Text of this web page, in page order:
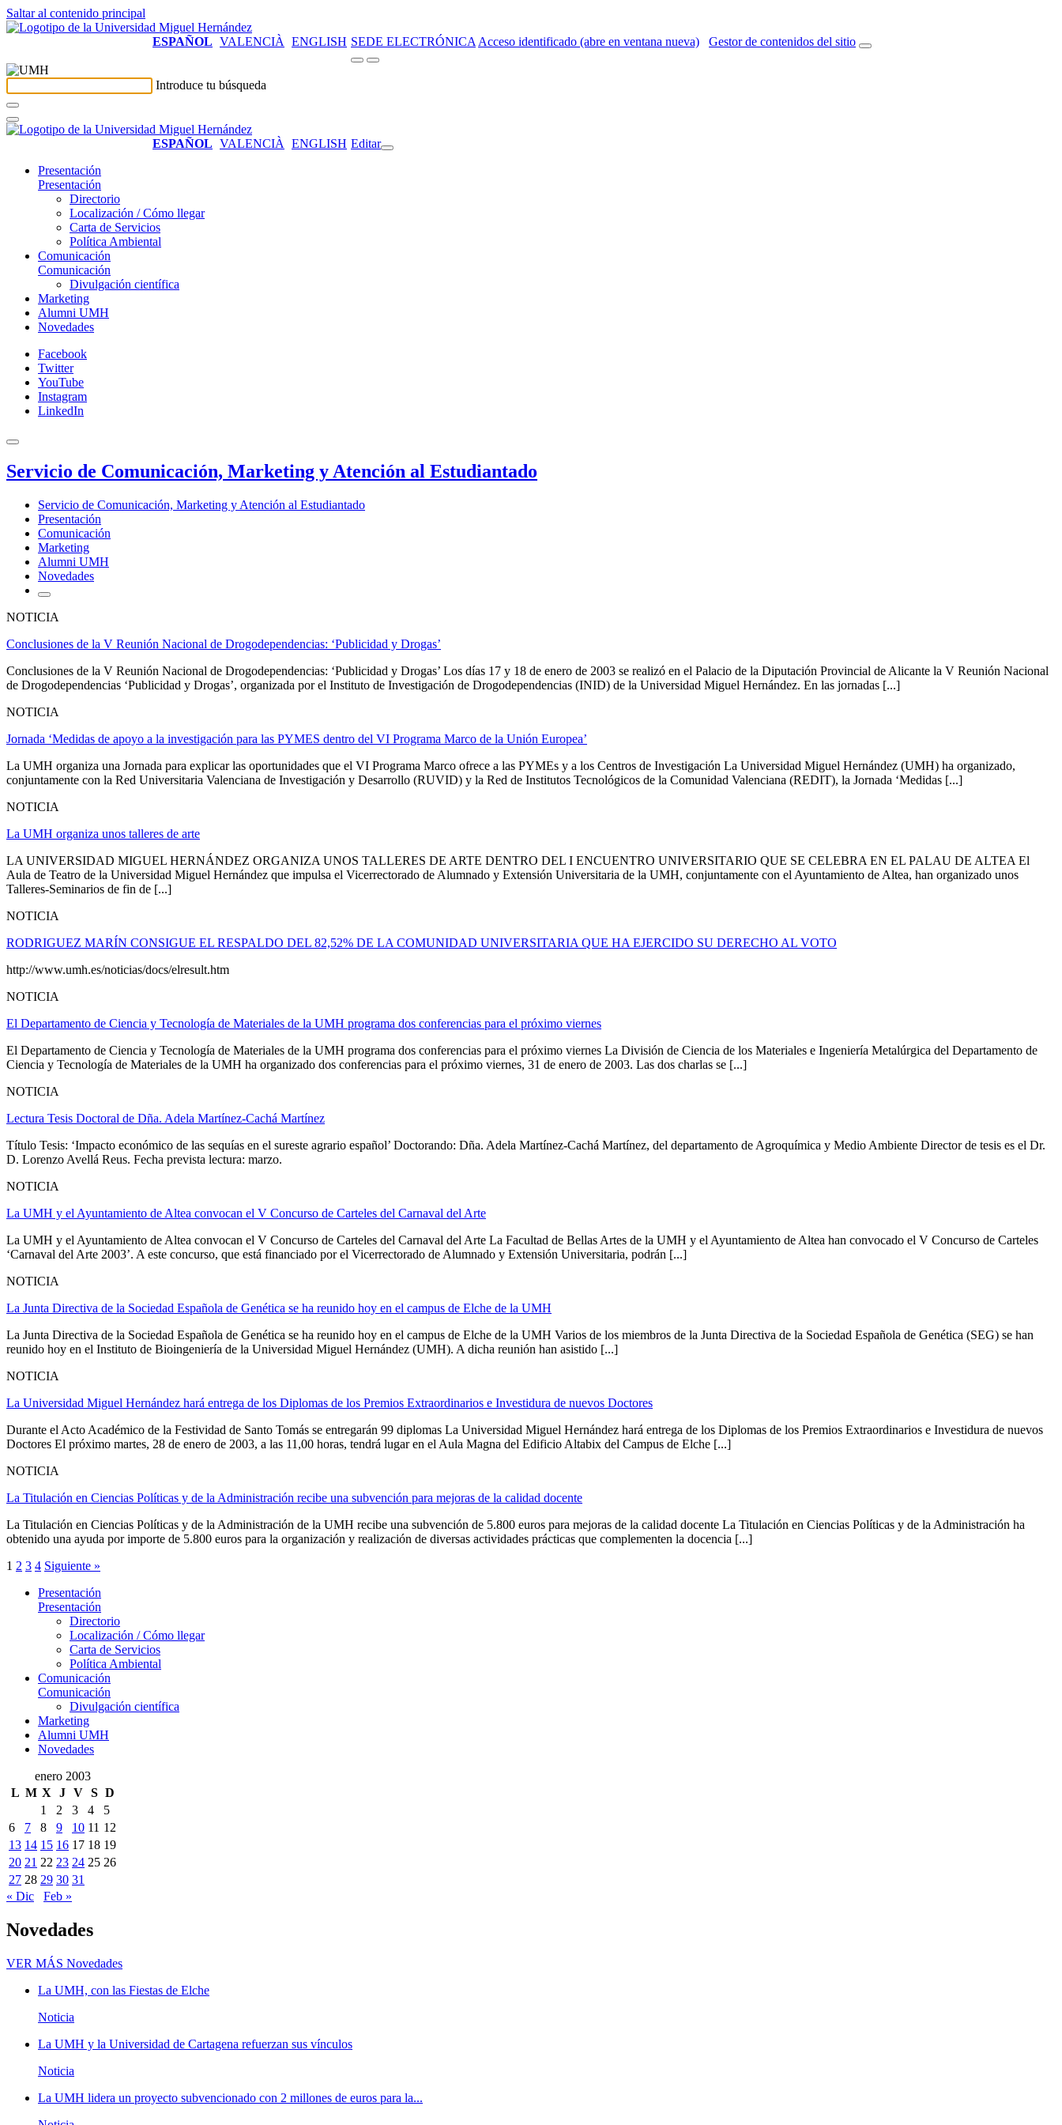
Saltar al contenido principal
ESPAÑOL VALENCIÀ ENGLISH SEDE ELECTRÓNICA Acceso identificado (abre en ventana nueva) Gestor de contenidos del sitio
Introduce tu búsqueda
ESPAÑOL VALENCIÀ ENGLISH Editar
Presentación
Presentación
Directorio
Localización / Cómo llegar
Carta de Servicios
Política Ambiental
Comunicación
Comunicación
Divulgación científica
Marketing
Alumni UMH
Novedades
Facebook
Twitter
YouTube
Instagram
LinkedIn
Servicio de Comunicación, Marketing y Atención al Estudiantado
Servicio de Comunicación, Marketing y Atención al Estudiantado
Presentación
Comunicación
Marketing
Alumni UMH
Novedades
NOTICIA
Conclusiones de la V Reunión Nacional de Drogodependencias: ‘Publicidad y Drogas’
Conclusiones de la V Reunión Nacional de Drogodependencias: ‘Publicidad y Drogas’ Los días 17 y 18 de enero de 2003 se realizó en el Palacio de la Diputación Provincial de Alicante la V Reunión Nacional
de Drogodependencias ‘Publicidad y Drogas’, organizada por el Instituto de Investigación de Drogodependencias (INID) de la Universidad Miguel Hernández. En las jornadas [...]
NOTICIA
Jornada ‘Medidas de apoyo a la investigación para las PYMES dentro del VI Programa Marco de la Unión Europea’
La UMH organiza una Jornada para explicar las oportunidades que el VI Programa Marco ofrece a las PYMEs y a los Centros de Investigación La Universidad Miguel Hernández (UMH) ha organizado,
conjuntamente con la Red Universitaria Valenciana de Investigación y Desarrollo (RUVID) y la Red de Institutos Tecnológicos de la Comunidad Valenciana (REDIT), la Jornada ‘Medidas [...]
NOTICIA
La UMH organiza unos talleres de arte
LA UNIVERSIDAD MIGUEL HERNÁNDEZ ORGANIZA UNOS TALLERES DE ARTE DENTRO DEL I ENCUENTRO UNIVERSITARIO QUE SE CELEBRA EN EL PALAU DE ALTEA El
Aula de Teatro de la Universidad Miguel Hernández que impulsa el Vicerrectorado de Alumnado y Extensión Universitaria de la UMH, conjuntamente con el Ayuntamiento de Altea, han organizado unos
Talleres-Seminarios de fin de [...]
NOTICIA
RODRIGUEZ MARÍN CONSIGUE EL RESPALDO DEL 82,52% DE LA COMUNIDAD UNIVERSITARIA QUE HA EJERCIDO SU DERECHO AL VOTO
http://www.umh.es/noticias/docs/elresult.htm
NOTICIA
El Departamento de Ciencia y Tecnología de Materiales de la UMH programa dos conferencias para el próximo viernes
El Departamento de Ciencia y Tecnología de Materiales de la UMH programa dos conferencias para el próximo viernes La División de Ciencia de los Materiales e Ingeniería Metalúrgica del Departamento de
Ciencia y Tecnología de Materiales de la UMH ha organizado dos conferencias para el próximo viernes, 31 de enero de 2003. Las dos charlas se [...]
NOTICIA
Lectura Tesis Doctoral de Dña. Adela Martínez-Cachá Martínez
Título Tesis: ‘Impacto económico de las sequías en el sureste agrario español’ Doctorando: Dña. Adela Martínez-Cachá Martínez, del departamento de Agroquímica y Medio Ambiente Director de tesis es el Dr.
D. Lorenzo Avellá Reus. Fecha prevista lectura: marzo.
NOTICIA
La UMH y el Ayuntamiento de Altea convocan el V Concurso de Carteles del Carnaval del Arte
La UMH y el Ayuntamiento de Altea convocan el V Concurso de Carteles del Carnaval del Arte La Facultad de Bellas Artes de la UMH y el Ayuntamiento de Altea han convocado el V Concurso de Carteles
‘Carnaval del Arte 2003’. A este concurso, que está financiado por el Vicerrectorado de Alumnado y Extensión Universitaria, podrán [...]
NOTICIA
La Junta Directiva de la Sociedad Española de Genética se ha reunido hoy en el campus de Elche de la UMH
La Junta Directiva de la Sociedad Española de Genética se ha reunido hoy en el campus de Elche de la UMH Varios de los miembros de la Junta Directiva de la Sociedad Española de Genética (SEG) se han
reunido hoy en el Instituto de Bioingeniería de la Universidad Miguel Hernández (UMH). A dicha reunión han asistido [...]
NOTICIA
La Universidad Miguel Hernández hará entrega de los Diplomas de los Premios Extraordinarios e Investidura de nuevos Doctores
Durante el Acto Académico de la Festividad de Santo Tomás se entregarán 99 diplomas La Universidad Miguel Hernández hará entrega de los Diplomas de los Premios Extraordinarios e Investidura de nuevos
Doctores El próximo martes, 28 de enero de 2003, a las 11,00 horas, tendrá lugar en el Aula Magna del Edificio Altabix del Campus de Elche [...]
NOTICIA
La Titulación en Ciencias Políticas y de la Administración recibe una subvención para mejoras de la calidad docente
La Titulación en Ciencias Políticas y de la Administración de la UMH recibe una subvención de 5.800 euros para mejoras de la calidad docente La Titulación en Ciencias Políticas y de la Administración ha
obtenido una ayuda por importe de 5.800 euros para la organización y realización de diversas actividades prácticas que complementen la docencia [...]
1 2 3 4 Siguiente »
Presentación
Presentación
Directorio
Localización / Cómo llegar
Carta de Servicios
Política Ambiental
Comunicación
Comunicación
Divulgación científica
Marketing
Alumni UMH
Novedades
enero 2003
L M X J V S D
1
2 3 4
5
6
7 8 9 10 11 12
13 14 15 16 17 18 19
20 21 22 23 24 25 26
27 28 29 30 31
« Dic
Feb »
Novedades
VER MÁS Novedades
La UMH, con las Fiestas de Elche
Noticia
La UMH y la Universidad de Cartagena refuerzan sus vínculos
Noticia
La UMH lidera un proyecto subvencionado con 2 millones de euros para la...